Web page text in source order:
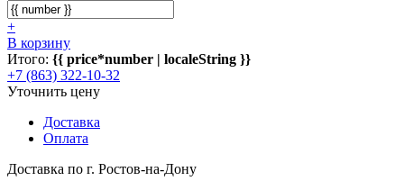
+
В корзину
Итого: {{ price*number | localeString }}
+7 (863) 322-10-32
Уточнить цену
Доставка
Оплата
Доставка по г. Ростов-на-Дону